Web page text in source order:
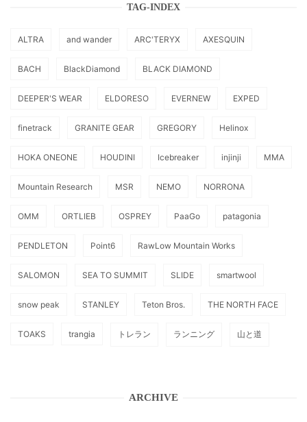
TAG-INDEX
ALTRA and wander ARC'TERYX AXESQUIN
BACH BlackDiamond BLACK DIAMOND
DEEPER'S WEAR ELDORESO EVERNEW EXPED
finetrack GRANITE GEAR GREGORY Helinox
HOKA ONEONE HOUDINI Icebreaker injinji MMA
Mountain Research MSR NEMO NORRONA
OMM ORTLIEB OSPREY PaaGo patagonia
PENDLETON Point6 RawLow Mountain Works
SALOMON SEA TO SUMMIT SLIDE smartwool
snow peak STANLEY Teton Bros. THE NORTH FACE
TOAKS trangia トレラン ランニング 山と道
ARCHIVE